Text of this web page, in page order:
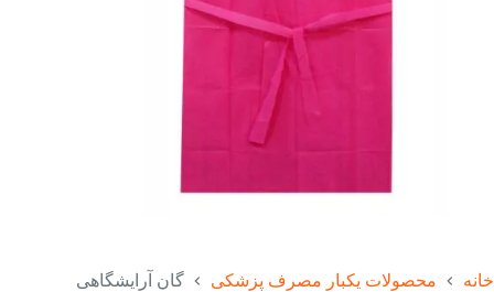
خانه محصولات یکبار مصرف پزشکی گان آرایشگاهی